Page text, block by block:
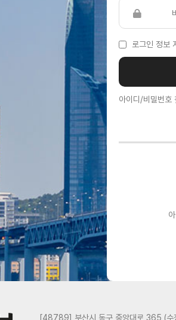
로그인 정보
아이디/비밀번호
[48789] 부산시 동구 중앙대로 365 (수